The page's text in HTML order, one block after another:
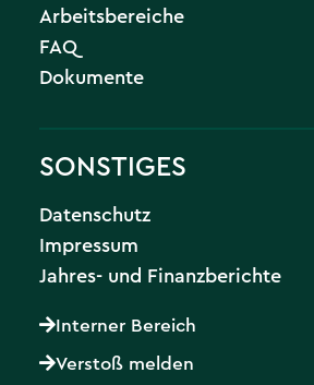
Arbeitsbereiche
FAQ
Dokumente
SONSTIGES
Datenschutz
Impressum
Jahres- und Finanzberichte
Interner Bereich
Verstoß melden